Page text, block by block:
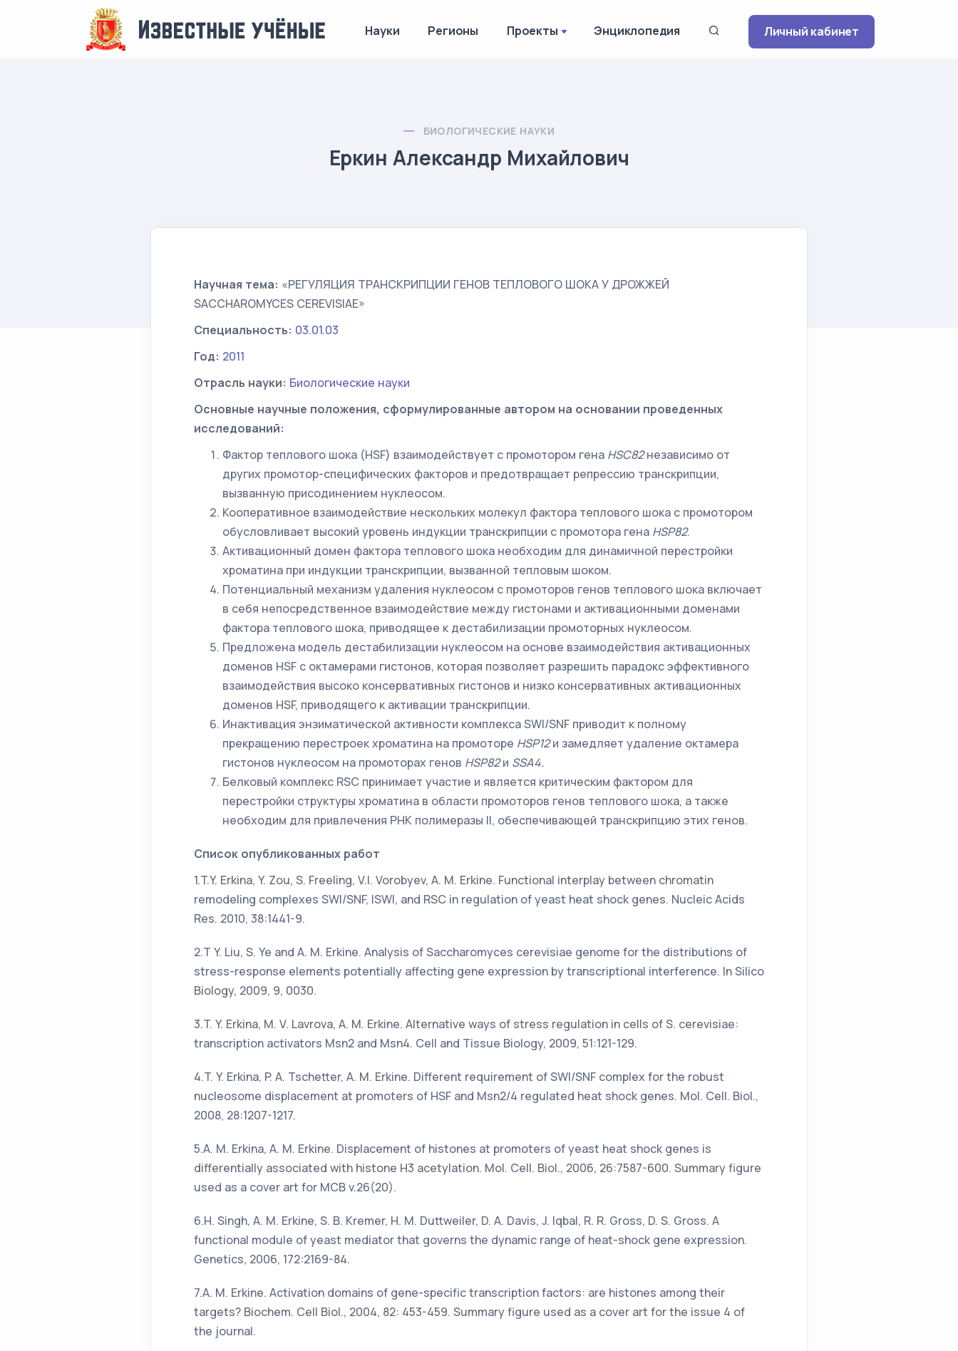
Науки Регионы Проекты Энциклопедия Личный кабинет
БИОЛОГИЧЕСКИЕ НАУКИ
Еркин Александр Михайлович
Научная тема: «РЕГУЛЯЦИЯ ТРАНСКРИПЦИИ ГЕНОВ ТЕПЛОВОГО ШОКА У ДРОЖЖЕЙ
SACCHAROMYCES CEREVISIAE»
Специальность: 03.01.03
Год: 2011
Отрасль науки: Биологические науки
Основные научные положения, сформулированные автором на основании проведенных
исследований:
Фактор теплового шока (HSF) взаимодействует с промотором гена HSС82независимо от
других промотор-специфических факторов и предотвращает репрессию транскрипции,
вызванную присодинением нуклеосом.
Кооперативное взаимодействие нескольких молекул фактора теплового шока с промотором
обусловливает высокий уровень индукции транскрипции с промотора гена HSP82.
Активационный домен фактора теплового шока необходим для динамичной перестройки
хроматина при индукции транскрипции, вызванной тепловым шоком.
Потенциальный механизм удаления нуклеосом с промоторов генов теплового шока включает
в себя непосредственное взаимодействие между гистонами и активационными доменами
фактора теплового шока, приводящее к дестабилизации промоторных нуклеосом.
Предложена модель дестабилизации нуклеосом на основе взаимодействия активационных
доменов HSF с октамерами гистонов, которая позволяет разрешить парадокс эффективного
взаимодействия высоко консервативных гистонов и низко консервативных активационных
доменов HSF, приводящего к активации транскрипции.
Инактивация энзиматической активности комплекса SWI/SNF приводит к полному
прекращению перестроек хроматина на промоторе HSP12и замедляет удаление октамера
гистонов нуклеосом на промоторах генов HSP82и SSA4.
Белковый комплекс RSC принимает участие и является критическим фактором для
перестройки структуры хроматина в области промоторов генов теплового шока, а также
необходим для привлечения РНК полимеразы II, обеспечивающей транскрипцию этих генов.
Список опубликованных работ
1.T.Y. Erkina, Y. Zou, S. Freeling, V.I. Vorobyev, A. M. Erkine. Functional interplay between chromatin
remodeling complexes SWI/SNF, ISWI, and RSC in regulation of yeast heat shock genes. Nucleic Acids
Res. 2010, 38:1441-9.
2.T Y. Liu, S. Ye and A. M. Erkine. Analysis of Saccharomyces cerevisiae genome for the distributions of
stress-response elements potentially affecting gene expression by transcriptional interference. In Silico
Biology, 2009, 9, 0030.
3.T. Y. Erkina, M. V. Lavrova, A. M. Erkine. Alternative ways of stress regulation in cells of S. cerevisiae:
transcription activators Msn2 and Msn4. Cell and Tissue Biology, 2009, 51:121-129.
4.T. Y. Erkina, P. A. Tschetter, A. M. Erkine. Different requirement of SWI/SNF complex for the robust
nucleosome displacement at promoters of HSF and Msn2/4 regulated heat shock genes. Mol. Cell. Biol.,
2008, 28:1207-1217.
5.A. M. Erkina, A. M. Erkine. Displacement of histones at promoters of yeast heat shock genes is
differentially associated with histone H3 acetylation. Mol. Cell. Biol., 2006, 26:7587-600. Summary figure
used as a cover art for MCB v.26(20).
6.H. Singh, A. M. Erkine, S. B. Kremer, H. M. Duttweiler, D. A. Davis, J. Iqbal, R. R. Gross, D. S. Gross. A
functional module of yeast mediator that governs the dynamic range of heat-shock gene expression.
Genetics, 2006, 172:2169-84.
7.A. M. Erkine. Activation domains of gene-specific transcription factors: are histones among their
targets? Biochem. Cell Biol., 2004, 82: 453-459. Summary figure used as a cover art for the issue 4 of
the journal.